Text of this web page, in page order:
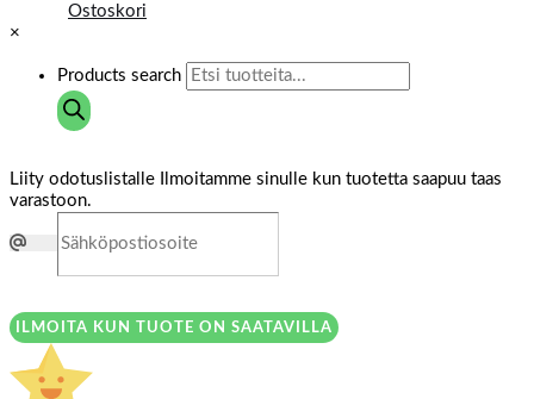
Ostoskori
×
Products search
Liity odotuslistalle
Ilmoitamme sinulle kun tuotetta saapuu taas
varastoon.
ILMOITA KUN TUOTE ON SAATAVILLA